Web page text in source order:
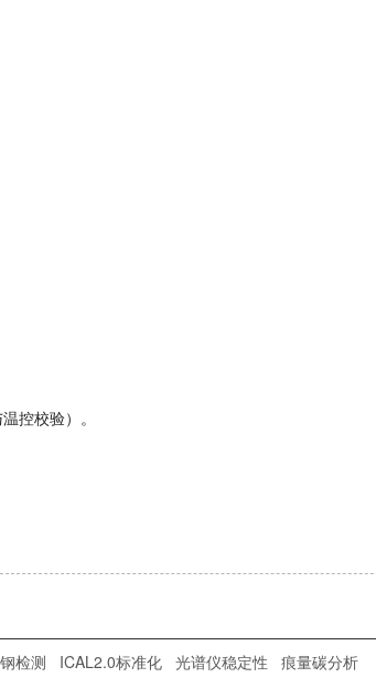
控校验）。
检测 ICAL2.0标准化 光谱仪稳定性 痕量碳分析